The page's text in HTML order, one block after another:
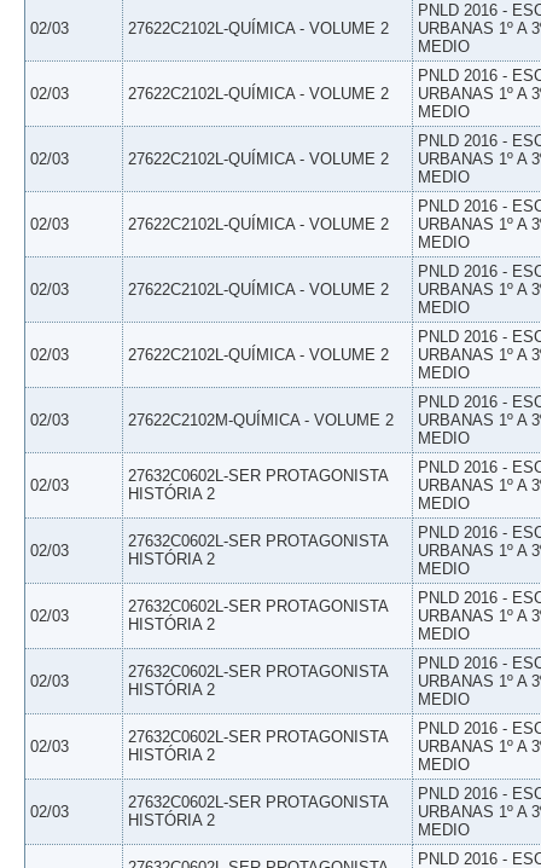
02/03 27622C2102L-QUÍMICA - VOLUME 2
PNLD 2016 -
URBANAS 1º A
MEDIO
02/03 27622C2102L-QUÍMICA - VOLUME 2
PNLD 2016 -
URBANAS 1º A
MEDIO
02/03 27622C2102L-QUÍMICA - VOLUME 2
PNLD 2016 -
URBANAS 1º A
MEDIO
02/03 27622C2102L-QUÍMICA - VOLUME 2
PNLD 2016 -
URBANAS 1º A
MEDIO
02/03 27622C2102L-QUÍMICA - VOLUME 2
PNLD 2016 -
URBANAS 1º A
MEDIO
02/03 27622C2102L-QUÍMICA - VOLUME 2
PNLD 2016 -
URBANAS 1º A
MEDIO
02/03 27622C2102M-QUÍMICA - VOLUME 2
PNLD 2016 -
URBANAS 1º A
MEDIO
02/03
27632C0602L-SER PROTAGONISTA
HISTÓRIA 2
PNLD 2016 -
URBANAS 1º A
MEDIO
02/03
27632C0602L-SER PROTAGONISTA
HISTÓRIA 2
PNLD 2016 -
URBANAS 1º A
MEDIO
02/03
27632C0602L-SER PROTAGONISTA
HISTÓRIA 2
PNLD 2016 -
URBANAS 1º A
MEDIO
02/03
27632C0602L-SER PROTAGONISTA
HISTÓRIA 2
PNLD 2016 -
URBANAS 1º A
MEDIO
02/03
27632C0602L-SER PROTAGONISTA
HISTÓRIA 2
PNLD 2016 -
URBANAS 1º A
MEDIO
02/03
27632C0602L-SER PROTAGONISTA
HISTÓRIA 2
PNLD 2016 -
URBANAS 1º A
MEDIO
PNLD 2016 -